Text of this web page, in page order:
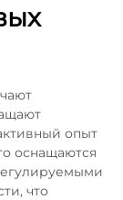
опыт
оснащаются
что